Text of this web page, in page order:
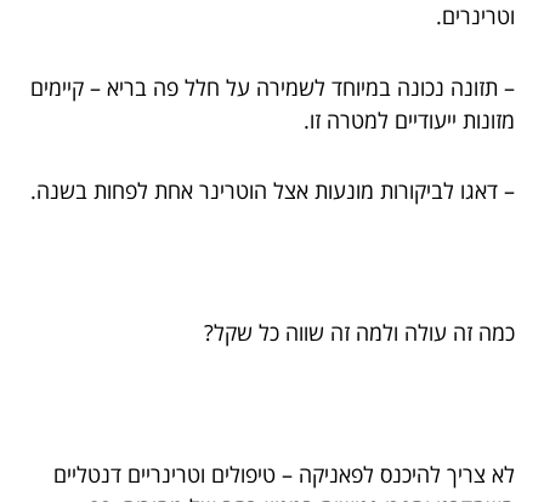
וטרינרים.
– תזונה נכונה במיוחד לשמירה על חלל פה בריא – קיימים
מזונות ייעודיים למטרה זו.
– דאגו לביקורות מונעות אצל הוטרינר אחת לפחות בשנה.
כמה זה עולה ולמה זה שווה כל שקל?
לא צריך להיכנס לפאניקה – טיפולים וטרינריים דנטליים